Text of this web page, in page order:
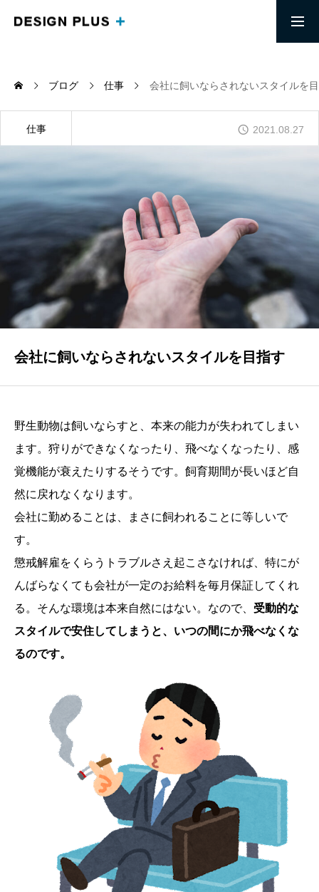
頭で思い描くイメージを実現する
ABOUT
信頼を土台にしたリモートワークチーム
COMPANY
「端を楽にする」生き方ができる会社
BLOG
デザインプラス社長の考えを知る
採用サイトからのお知らせ
ブログ 仕事 会社に飼いならされないスタイルを
仕事 2021.08.27
会社に飼いならされないスタイルを目指す
野生動物は飼いならすと、本来の能力が失われてしまい
ます。狩りができなくなったり、飛べなくなったり、感
覚機能が衰えたりするそうです。飼育期間が長いほど自
然に戻れなくなります。
会社に勤めることは、まさに飼われることに等しいで
す。
懲戒解雇をくらうトラブルさえ起こさなければ、特にが
んばらなくても会社が一定のお給料を毎月保証してくれ
る。そんな環境は本来自然にはない。なので、 受動的な
スタイルで安住してしまうと、いつの間にか飛べなくな
るのです。